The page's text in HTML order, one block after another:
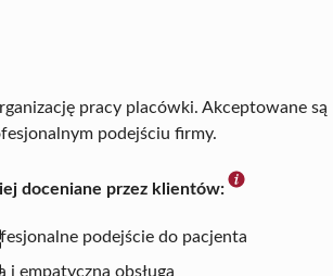
pracy placówki. Akceptowane są
podejściu firmy.
doceniane przez klientów:
podejście do pacjenta
i empatyczna obsługa